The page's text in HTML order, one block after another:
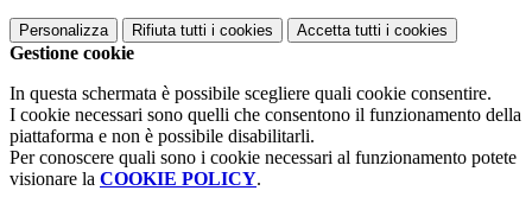
Personalizza Rifiuta tutti i cookies Accetta tutti i cookies
Gestione cookie
In questa schermata è possibile scegliere quali cookie consentire.
I cookie necessari sono quelli che consentono il funzionamento della
piattaforma e non è possibile disabilitarli.
Per conoscere quali sono i cookie necessari al funzionamento potete
visionare la COOKIE POLICY.